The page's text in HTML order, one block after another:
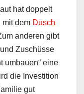
hat doppelt
mit dem Dusch
anderen gibt
Zuschüsse
umbauen“ eine
die Investition
gut